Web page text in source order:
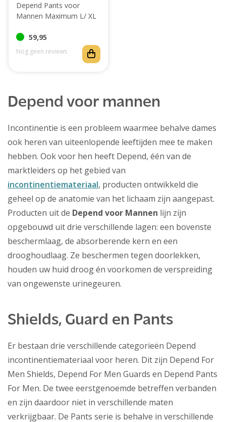
Depend Pants voor
Mannen Maximum L/ XL
59,95
Nog geen reviews
Depend voor mannen
Incontinentie is een probleem waarmee behalve dames
ook heren van uiteenlopende leeftijden mee te maken
hebben. Ook voor hen heeft Depend, één van de
marktleiders op het gebied van
incontinentiemateriaal, producten ontwikkeld die
geheel op de anatomie van het lichaam zijn aangepast.
Producten uit de Depend voor Mannen lijn zijn
opgebouwd uit drie verschillende lagen: een bovenste
beschermlaag, de absorberende kern en een
drooghoudlaag. Ze beschermen tegen doorlekken,
houden uw huid droog én voorkomen de verspreiding
van ongewenste urinegeuren.
Shields, Guard en Pants
Er bestaan drie verschillende categorieën Depend
incontinentiemateriaal voor heren. Dit zijn Depend For
Men Shields, Depend For Men Guards en Depend Pants
For Men. De twee eerstgenoemde betreffen verbanden
en zijn daardoor niet in verschillende maten
verkrijgbaar. De Pants serie is behalve in verschillende